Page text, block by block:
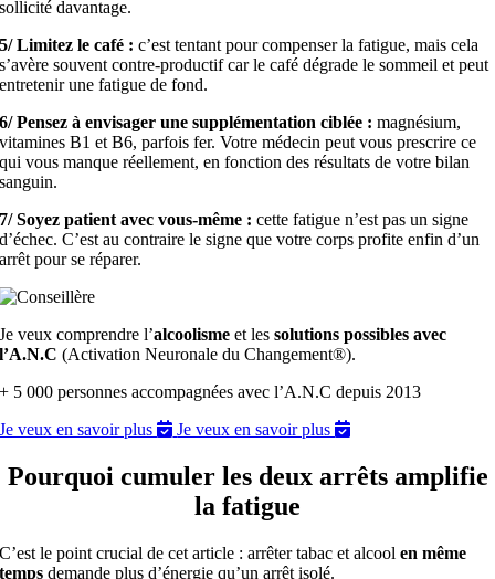
sollicité davantage.
5/ Limitez le café : c’est tentant pour compenser la fatigue, mais cela
s’avère souvent contre-productif car le café dégrade le sommeil et peut
entretenir une fatigue de fond.
6/ Pensez à envisager une supplémentation ciblée :magnésium,
vitamines B1 et B6, parfois fer. Votre médecin peut vous prescrire ce
qui vous manque réellement, en fonction des résultats de votre bilan
sanguin.
7/ Soyez patient avec vous-même :cette fatigue n’est pas un signe
d’échec. C’est au contraire le signe que votre corps profite enfin d’un
arrêt pour se réparer.
Je veux comprendre l’alcoolisme et lessolutions possibles avec
l’A.N.C (Activation Neuronale du Changement®).
+ 5 000 personnes accompagnées avec l’A.N.C depuis 2013
Je veux en savoir plus
Je veux en savoir plus
Pourquoi cumuler les deux arrêts amplifie
la fatigue
C’est le point crucial de cet article : arrêter tabac et alcoolen même
temps demande plus d’énergie qu’un arrêt isolé.